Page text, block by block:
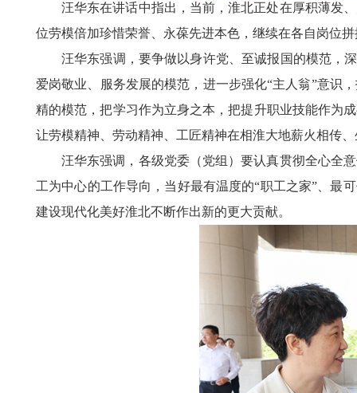
汪华东在讲话中指出，当前，淮北正处在厚积薄发
位劳模倍加珍惜荣誉、永葆先进本色，继续在各自岗位
汪华东强调，要争做以身许党、至诚报国的模范，
爱岗敬业、服务发展的模范，进一步强化“主人翁”意识
精的模范，把学习作为立身之本，把提升职业技能作为
让劳模精神、劳动精神、工匠精神在相淮大地薪火相传
汪华东强调，各级党委（党组）要认真贯彻全心全
工为中心的工作导向，当好最有温度的“职工之家”、最
建设现代化美好淮北不断作出新的更大贡献。